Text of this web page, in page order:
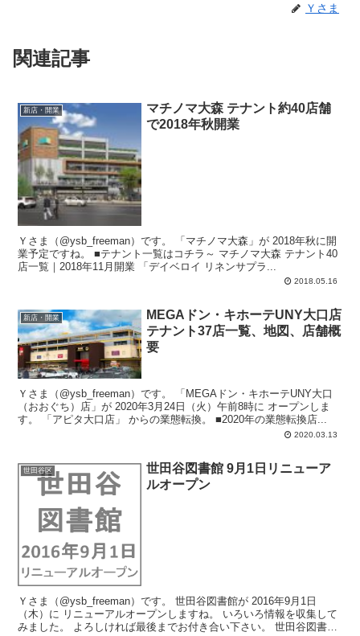
Ｙさま
関連記事
新店・開業
マチノマ大森 テナント約40店舗
で2018年秋開業
Ｙさま（@ysb_freeman）です。 「マチノマ大森」が 2018年秋に開
業予定ですね。 ■テナント一覧はコチラ～ マチノマ大森 テナント40
店一覧｜2018年11月開業 「デイベロイ リネンサプラ...
2018.05.16
新店・開業
MEGAドン・キホーテUNY大口店
テナント37店一覧、地図、店舗概
要
Ｙさま（@ysb_freeman）です。 「MEGAドン・キホーテUNY大口
（おおぐち）店」が 2020年3月24日（火）午前8時に オープンしま
す。 「アピタ大口店」 からの業態転換。 ■2020年の業態転換店...
2020.03.13
世田谷区
世田谷図書館 9月1日リニューア
ルオープン
Ｙさま（@ysb_freeman）です。 世田谷図書館が 2016年9月1日
（木）に リニューアルオープンしますね。 いろいろ情報を収集して
みました。 よろしければ最後までお付き合い下さい。 世田谷図書